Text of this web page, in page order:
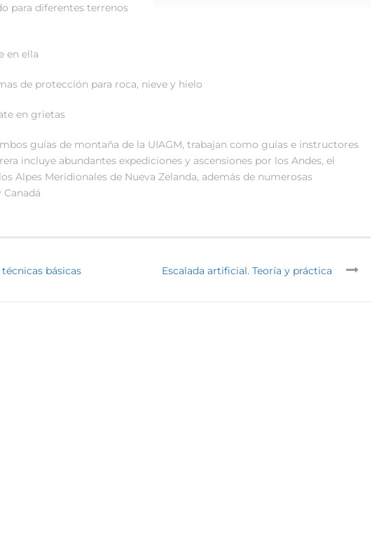
para diferentes terrenos
en ella
de protección para roca, nieve y hielo
en grietas
guías de montaña de la UIAGM, trabajan como guías e instructores
incluye abundantes expediciones y ascensiones por los Andes, el
Alpes Meridionales de Nueva Zelanda, además de numerosas
básicas Escalada artificial. Teoría y práctica